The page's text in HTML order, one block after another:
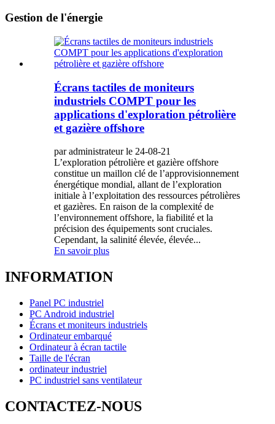
Gestion de l'énergie
Écrans tactiles de moniteurs
industriels COMPT pour les
applications d'exploration pétrolière
et gazière offshore
par administrateur le 24-08-21
L’exploration pétrolière et gazière offshore
constitue un maillon clé de l’approvisionnement
énergétique mondial, allant de l’exploration
initiale à l’exploitation des ressources pétrolières
et gazières. En raison de la complexité de
l’environnement offshore, la fiabilité et la
précision des équipements sont cruciales.
Cependant, la salinité élevée, élevée...
En savoir plus
INFORMATION
Panel PC industriel
PC Android industriel
Écrans et moniteurs industriels
Ordinateur embarqué
Ordinateur à écran tactile
Taille de l'écran
ordinateur industriel
PC industriel sans ventilateur
CONTACTEZ-NOUS